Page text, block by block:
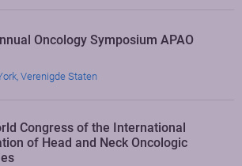
Oncology Symposium APAO
Verenigde Staten
Congress of the International
of Head and Neck Oncologic